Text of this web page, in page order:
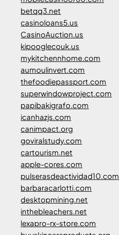
betqq3.net
casinoloans5.us
CasinoAuction.us
kipooglecouk.us
mykitchennhome.com
aumoulinvert.com
thefoodiepassport.com
superwindowproject.com
papibakigrafo.com
icanhazjs.com
canimpact.org
goviralstudy.com
cartourism.net
apple-cores.com
pulserasdeactividad10.com
barbaracarlotti.com
desktopmining.net
inthebleachers.net
lexapro-rx-store.com